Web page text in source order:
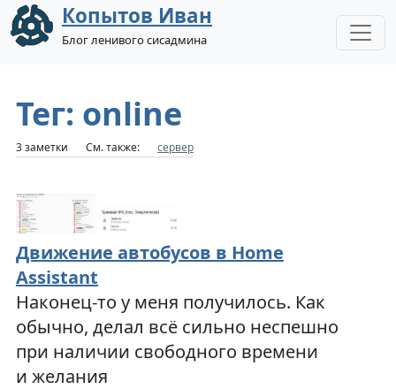
Копытов Иван
Блог ленивого сисадмина
Тег: online
3 заметки См. также: сервер
Движение автобусов в Home
Assistant
Наконец-то у меня получилось. Как
обычно, делал всё сильно неспешно
при наличии свободного времени
и желания